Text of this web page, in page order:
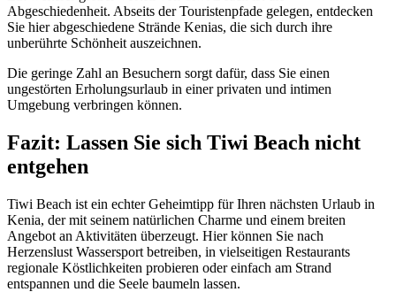
Abgeschiedenheit. Abseits der Touristenpfade gelegen, entdecken
Sie hier abgeschiedene Strände Kenias, die sich durch ihre
unberührte Schönheit auszeichnen.
Die geringe Zahl an Besuchern sorgt dafür, dass Sie einen
ungestörten Erholungsurlaub in einer privaten und intimen
Umgebung verbringen können.
Fazit: Lassen Sie sich Tiwi Beach nicht
entgehen
Tiwi Beach ist ein echter Geheimtipp für Ihren nächsten Urlaub in
Kenia, der mit seinem natürlichen Charme und einem breiten
Angebot an Aktivitäten überzeugt. Hier können Sie nach
Herzenslust Wassersport betreiben, in vielseitigen Restaurants
regionale Köstlichkeiten probieren oder einfach am Strand
entspannen und die Seele baumeln lassen.